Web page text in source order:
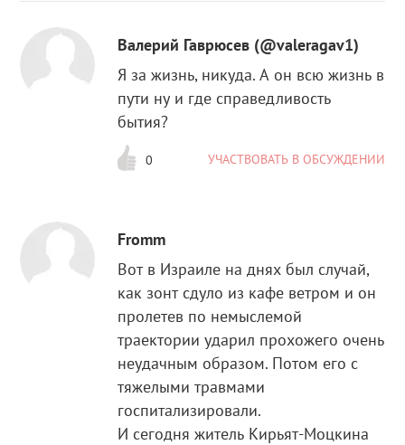
Валерий Гаврюсев (@valeragav1)
Я за жизнь, никуда. А он всю жизнь в
пути ну и где справедливость
бытия?
0 УЧАСТВОВАТЬ В ОБСУЖДЕНИИ
Fromm
Вот в Израиле на днях был случай,
как зонт сдуло из кафе ветром и он
пролетев по немыслемой
траектории ударил прохожего очень
неудачным образом. Потом его с
тяжелыми травмами
госпитализировали.
И сегодня житель Кирьят-Моцкина